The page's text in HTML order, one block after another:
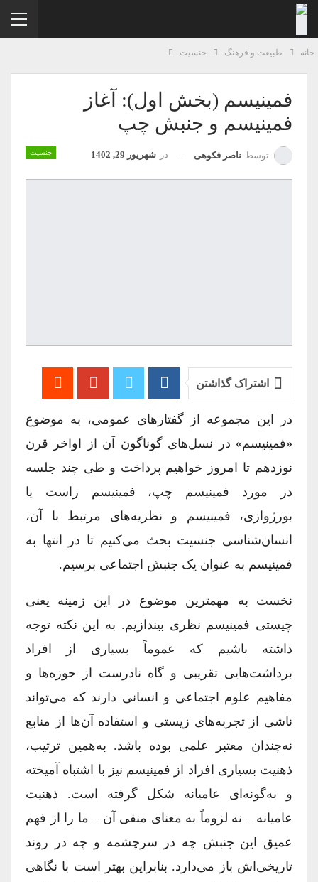
طبیعت و فرهنگ جنسیت
فمینیسم (بخش اول): آغاز
فمینیسم و جنبش چپ
جنسیت توسطناصر فکوهی درشهریور 29, 1402
اشتراک گذاشتن
در این مجموعه از گفتارهای عمومی، به موضوع
«فمینیسم» در نسل‌های گوناگون آن از اواخر قرن
نوزدهم تا امروز خواهیم پرداخت و طی چند جلسه
در مورد فمینیسم چپ، فمینیسم راست یا
بورژوازی، فمینیسم و نظریه‌های مرتبط با آن،
انسان‌شناسی جنسیت بحث می‌کنیم تا در انتها به
فمینیسم به عنوان یک جنبش اجتماعی برسیم.
نخست به مهمترین موضوع در این زمینه یعنی
چیستی فمینیسم نظری بیندازیم. به این نکته توجه
داشته باشیم که عموماً بسیاری از افراد
برداشت‌هایی تقریبی و گاه نادرست از حوزه‌ها و
مفاهیم علوم اجتماعی و انسانی دارند که می‌تواند
ناشی از تجربه‌های زیستی و استفاده آن‌ها از منابع
نه‌چندان معتبر علمی بوده باشد. به‌همین ترتیب،
ذهنیت بسیاری افراد از فمینیسم نیز با اشتباه آمیخته
و به‌گونه‌ای عامیانه شکل گرفته است. ذهنیت
عامیانه – نه لزوماً به معنای منفی آن – ما را از فهم
عمیق این جنبش چه در سرچشمه و چه در روند
تاریخی‌اش باز می‌دارد. بنابراین بهتر است با نگاهی